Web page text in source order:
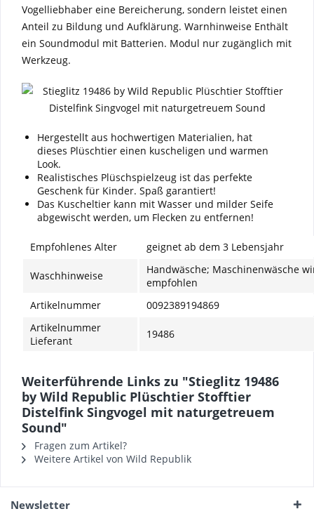
Vogelliebhaber eine Bereicherung, sondern leistet einen
Anteil zu Bildung und Aufklärung. Warnhinweise Enthält
ein Soundmodul mit Batterien. Modul nur zugänglich mit
Werkzeug.
Hergestellt aus hochwertigen Materialien, hat
dieses Plüschtier einen kuscheligen und warmen
Look.
Realistisches Plüschspielzeug ist das perfekte
Geschenk für Kinder. Spaß garantiert!
Das Kuscheltier kann mit Wasser und milder Seife
abgewischt werden, um Flecken zu entfernen!
Empfohlenes Alter geignet ab dem 3 Lebensjahr
Waschhinweise
Handwäsche; Maschinenwäsche
empfohlen
Artikelnummer
0092389194869
Artikelnummer
Lieferant
19486
Weiterführende Links zu "Stieglitz 19486
by Wild Republic Plüschtier Stofftier
Distelfink Singvogel mit naturgetreuem
Sound"
Fragen zum Artikel?
Weitere Artikel von Wild Republik
Newsletter